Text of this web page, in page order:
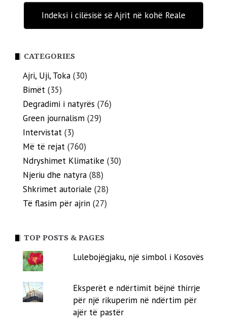
Indeksi i cilësisë së Ajrit në kohë Reale
CATEGORIES
Ajri, Uji, Toka (30)
Bimët (35)
Degradimi i natyrës (76)
Green journalism (29)
Intervistat (3)
Më të rejat (760)
Ndryshimet Klimatike (30)
Njeriu dhe natyra (88)
Shkrimet autoriale (28)
Të flasim për ajrin (27)
TOP POSTS & PAGES
Lulebojëgjaku, një simbol i Kosovës
Eksperët e ndërtimit bëjnë thirrje
për një rikuperim në ndërtim për
ajër të pastër